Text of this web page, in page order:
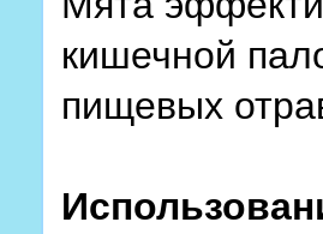
кишечной
пищевых